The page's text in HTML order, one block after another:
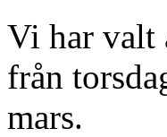
Vi har valt
från
mars.